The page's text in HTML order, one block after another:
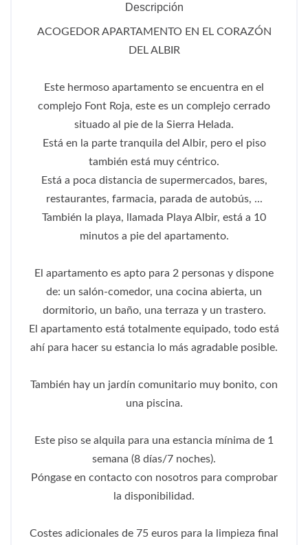
Descripción
ACOGEDOR APARTAMENTO EN EL CORAZÓN
DEL ALBIR
Este hermoso apartamento se encuentra en el
complejo Font Roja, este es un complejo cerrado
situado al pie de la Sierra Helada.
Está en la parte tranquila del Albir, pero el piso
también está muy céntrico.
Está a poca distancia de supermercados, bares,
restaurantes, farmacia, parada de autobús, ...
También la playa, llamada Playa Albir, está a 10
minutos a pie del apartamento.
El apartamento es apto para 2 personas y dispone
de: un salón-comedor, una cocina abierta, un
dormitorio, un baño, una terraza y un trastero.
El apartamento está totalmente equipado, todo está
ahí para hacer su estancia lo más agradable posible.
También hay un jardín comunitario muy bonito, con
una piscina.
Este piso se alquila para una estancia mínima de 1
semana (8 días/7 noches).
Póngase en contacto con nosotros para comprobar
la disponibilidad.
Costes adicionales de 75 euros para la limpieza final